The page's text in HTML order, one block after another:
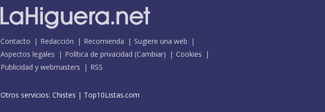
Contacto Redacción Recomienda
Sugiere una web
Aspectos legales
Política de privacidad (Cambiar)
Cookies
Publicidad y webmasters
RSS
Otros servicios: Chistes | Top10Listas.com